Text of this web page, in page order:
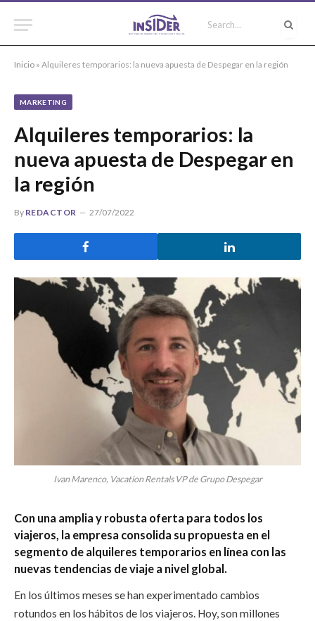
Inicio » Alquileres temporarios: la nueva apuesta de Despegar en la región
MARKETING
Alquileres temporarios: la
nueva apuesta de Despegar en
la región
By REDACTOR 27/07/2022
Ivan Marenco, Vacation Rentals VP de Grupo Despegar
Con una amplia y robusta oferta para todos los
viajeros, la empresa consolida su propuesta en el
segmento de alquileres temporarios en línea con las
nuevas tendencias de viaje a nivel global.
En los últimos meses se han experimentado cambios
rotundos en los hábitos de los viajeros. Hoy, son millones